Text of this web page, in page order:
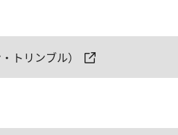
トリンブル）